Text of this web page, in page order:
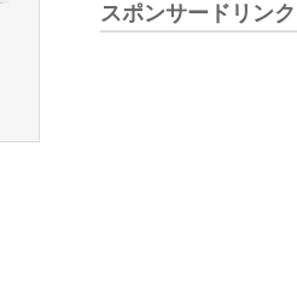
スポンサードリンク